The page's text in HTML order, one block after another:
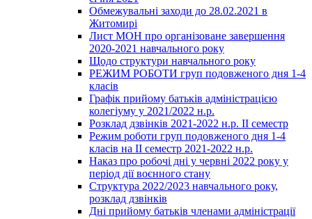
Обмежувальні заходи до 28.02.2021 в
Житомирі
Лист МОН про організоване завершення
2020-2021 навчального року
Щодо структури навчального року
РЕЖИМ РОБОТИ груп подовженого дня 1-4
класів
Графік прийому батьків адміністрацією
колегіуму у 2021/2022 н.р.
Розклад дзвінків 2021-2022 н.р. ІІ семестр
Режим роботи груп подовженого дня 1-4
класів на ІІ семестр 2021-2022 н.р.
Наказ про робочі дні у червні 2022 року у
період дії воєнного стану
Структура 2022/2023 навчального року,
розклад дзвінків
Дні прийому батьків членами адміністрації